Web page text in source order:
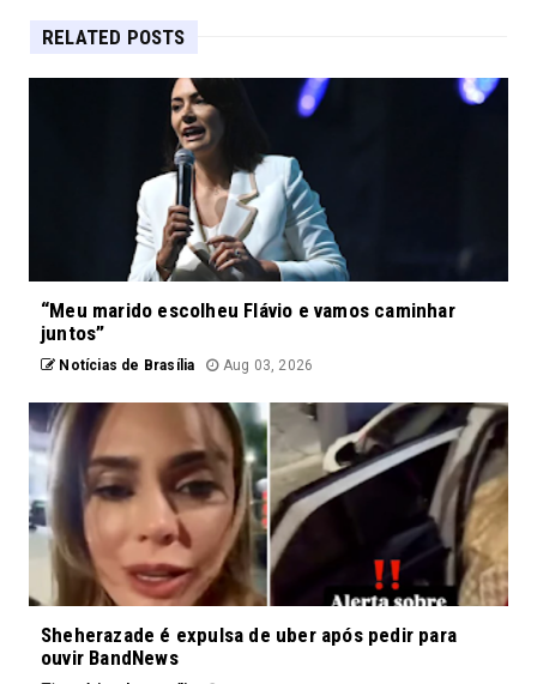
RELATED POSTS
“Meu marido escolheu Flávio e vamos caminhar
juntos”
Notícias de Brasília Aug 03, 2026
Sheherazade é expulsa de uber após pedir para
ouvir BandNews